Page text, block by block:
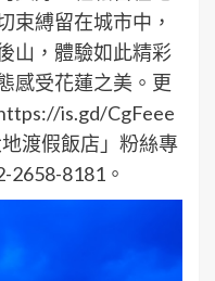
束縛留在城市中，
山，體驗如此精彩
感受花蓮之美。更
is.gd/CgFeee
渡假飯店」粉絲專
2658-8181。